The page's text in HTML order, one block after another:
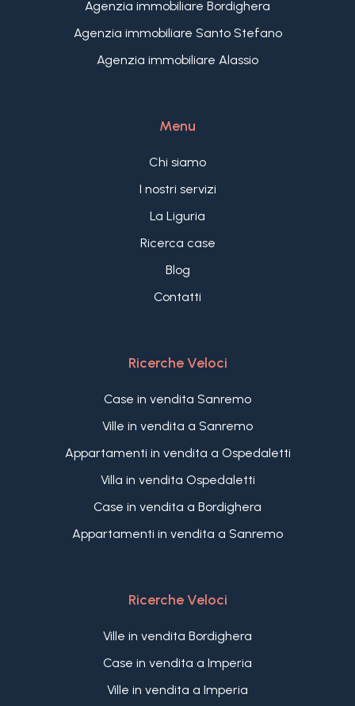
attualmente è suddiviso in 2 stanze adibite a
deposito e cantina, un bagno, il locale caldaia e un
ampio spazio magazzino dove è facile
organizzare un garage per diverse auto.
Agenzia immobiliare Bordighera
Agenzia immobiliare Santo Stefano
Agenzia immobiliare Alassio
Menu
Chi siamo
I nostri servizi
La Liguria
Ricerca case
Blog
Contatti
Ricerche Veloci
Case in vendita Sanremo
Ville in vendita a Sanremo
Appartamenti in vendita a Ospedaletti
Villa in vendita Ospedaletti
Case in vendita a Bordighera
Appartamenti in vendita a Sanremo
Ricerche Veloci
Ville in vendita Bordighera
Case in vendita a Imperia
Ville in vendita a Imperia